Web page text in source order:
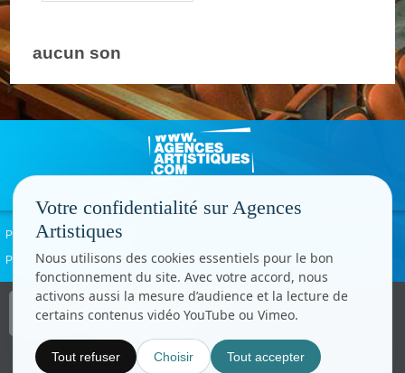
aucun son
Politique de confidentialité
Paramètres cookies
Copyright © CC.Comunication
Tous droits réservés
Votre confidentialité sur Agences
Artistiques
Nous utilisons des cookies essentiels pour le bon
fonctionnement du site. Avec votre accord, nous
activons aussi la mesure d’audience et la lecture de
certains contenus vidéo YouTube ou Vimeo.
Tout refuser Choisir Tout accepter